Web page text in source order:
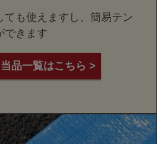
ても使えますし、簡易テン
できます
品一覧はこちら >